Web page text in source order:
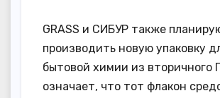
GRASS и СИБУР также
производить новую упаковку
бытовой химии из вторичного
означает, что тот флакон